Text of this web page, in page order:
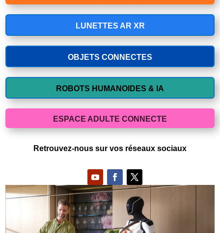
LUNETTES AR XR
OBJETS CONNECTES
ROBOTS HUMANOIDES & IA
ESPACE ADULTE CONNECTE
Retrouvez-nous sur vos réseaux sociaux